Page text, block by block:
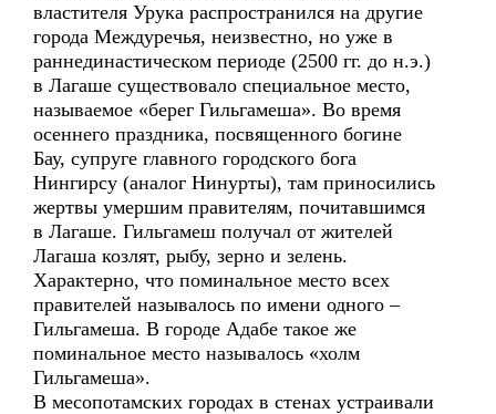
властителя Урука распространился на другие
города Междуречья, неизвестно, но уже в
раннединастическом периоде (2500 гг. до н.э.)
в Лагаше существовало специальное место,
называемое «берег Гильгамеша». Во время
осеннего праздника, посвященного богине
Бау, супруге главного городского бога
Нингирсу (аналог Нинурты), там приносились
жертвы умершим правителям, почитавшимся
в Лагаше. Гильгамеш получал от жителей
Лагаша козлят, рыбу, зерно и зелень.
Характерно, что поминальное место всех
правителей называлось по имени одного –
Гильгамеша. В городе Адабе такое же
поминальное место называлось «холм
Гильгамеша».
В месопотамских городах в стенах устраивали